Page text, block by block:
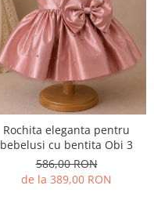
Rochita eleganta pentru
bebelusi cu bentita Obi 3
586,00 RON
de la 389,00 RON